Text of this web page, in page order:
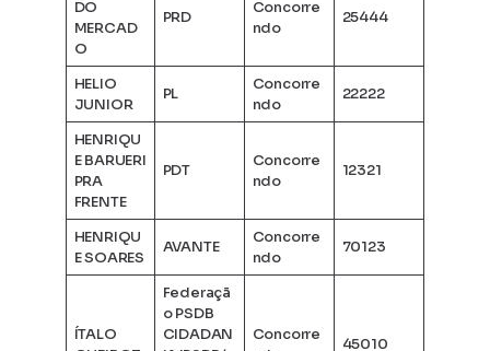
DO
MERCAD
O
PRD
Concorre
ndo
25444
HELIO
JUNIOR
PL
Concorre
ndo
22222
HENRIQU
E BARUERI
PRA
FRENTE
PDT
Concorre
ndo
12321
HENRIQU
E SOARES
AVANTE
Concorre
ndo
70123
ÍTALO
Federaçã
o PSDB
CIDADAN
Concorre
45010